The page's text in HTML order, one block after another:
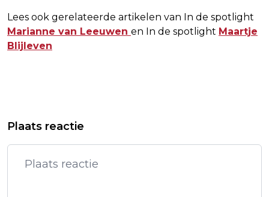
Lees ook gerelateerde artikelen van In de spotlight
Marianne van Leeuwen en In de spotlight Maartje
Blijleven
VUELTA OOK GIRO OP HAAR NAAM
SCARY MOVIE 6 BREEKT RECORDS,
BESTE OPENING VAN DE REEKS
Plaats reactie